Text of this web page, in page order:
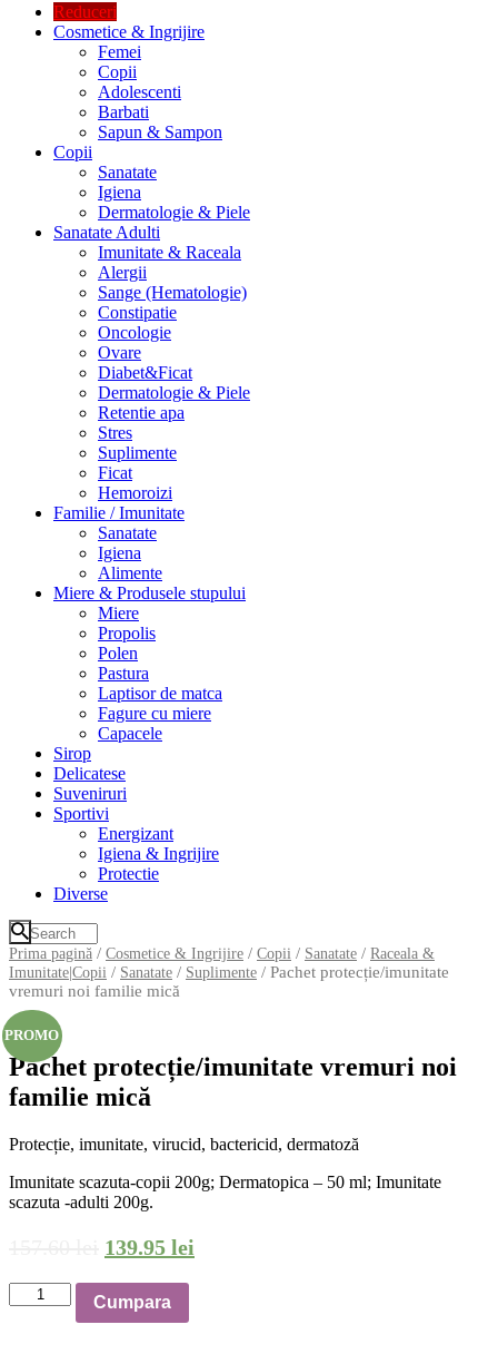
Reduceri
Cosmetice & Ingrijire
Femei
Copii
Adolescenti
Barbati
Sapun & Sampon
Copii
Sanatate
Igiena
Dermatologie & Piele
Sanatate Adulti
Imunitate & Raceala
Alergii
Sange (Hematologie)
Constipatie
Oncologie
Ovare
Diabet&Ficat
Dermatologie & Piele
Retentie apa
Stres
Suplimente
Ficat
Hemoroizi
Familie / Imunitate
Sanatate
Igiena
Alimente
Miere & Produsele stupului
Miere
Propolis
Polen
Pastura
Laptisor de matca
Fagure cu miere
Capacele
Sirop
Delicatese
Suveniruri
Sportivi
Energizant
Igiena & Ingrijire
Protectie
Diverse
Prima pagină / Cosmetice & Ingrijire / Copii / Sanatate / Raceala &
Imunitate|Copii / Sanatate / Suplimente / Pachet protecție/imunitate
vremuri noi familie mică
PROMO
Pachet protecție/imunitate vremuri noi
familie mică
Protecție, imunitate, virucid, bactericid, dermatoză
Imunitate scazuta-copii 200g; Dermatopica – 50 ml; Imunitate
scazuta -adulti 200g.
139.95 lei
Cantitate
Pachet
Cumpara